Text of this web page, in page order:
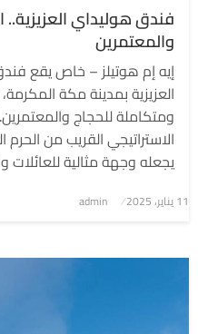
فندق هوليداي العزيزية..
والمعتمرين
إيه إم هوتيلز – خاص يقع
العزيزية بمدينة مكة
ومتكاملة للحجاج
الاستراتيجي القريب من
يجعله وجهة مثالية للعائلات
نُشر
11 يناير، 2025 admin